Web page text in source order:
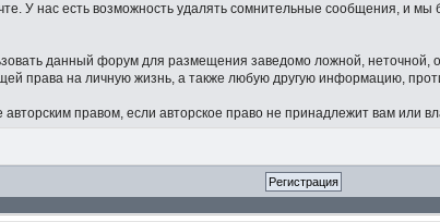
У нас есть возможность удалять сомнительные сообщения, и
данный форум для размещения заведомо ложной,
права на личную жизнь, а также любую другую информацию,
правом, если авторское право не принадлежит вам или